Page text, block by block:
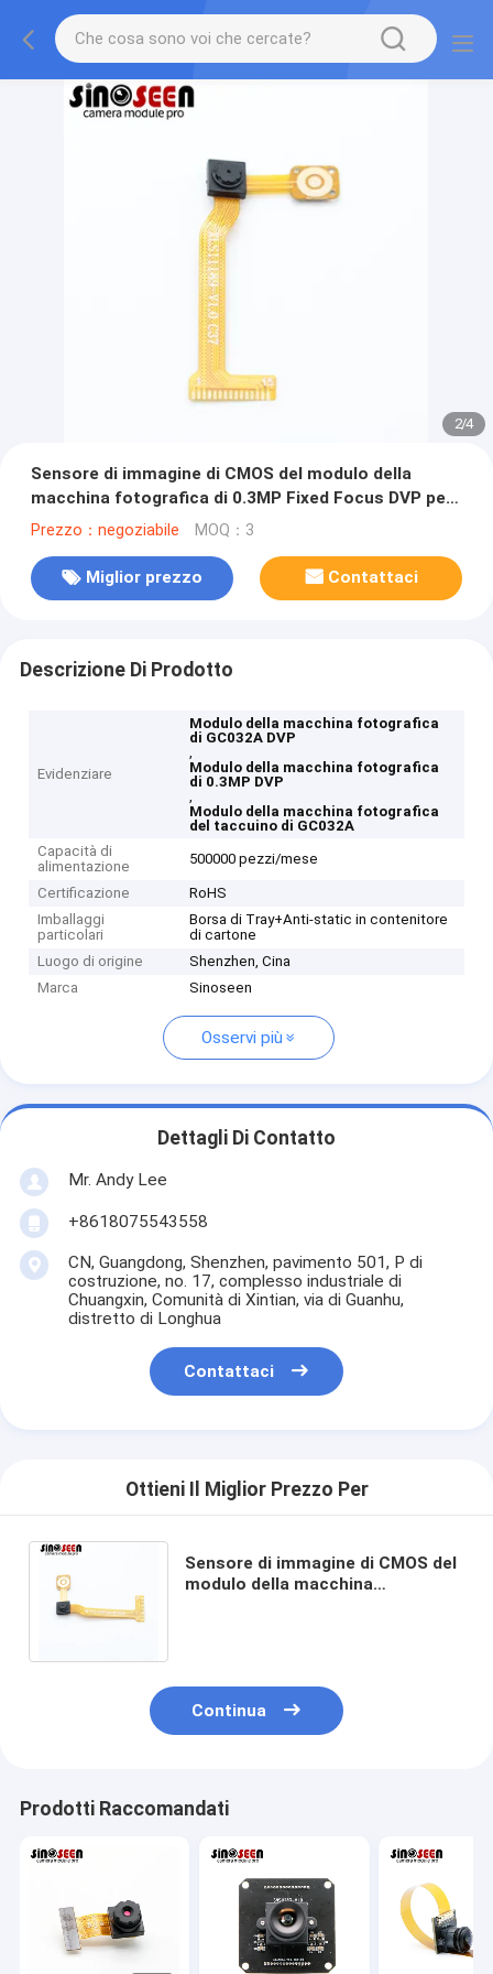
2/4
Sensore di immagine di CMOS del modulo della
macchina fotografica di 0.3MP Fixed Focus DVP per
il taccuino
Prezzo：negoziabile MOQ：3
Miglior prezzo Contattaci
Descrizione Di Prodotto
Evidenziare
Modulo della macchina fotografica
di GC032A DVP
,
Modulo della macchina fotografica
di 0.3MP DVP
,
Modulo della macchina fotografica
del taccuino di GC032A
Capacità di
alimentazione
500000 pezzi/mese
Certificazione
RoHS
Imballaggi
particolari
Borsa di Tray+Anti-static in contenitore
di cartone
Luogo di origine
Shenzhen, Cina
Marca
Sinoseen
Osservi più
Dettagli Di Contatto
Mr. Andy Lee
+8618075543558
CN, Guangdong, Shenzhen, pavimento 501, P di
costruzione, no. 17, complesso industriale di
Chuangxin, Comunità di Xintian, via di Guanhu,
distretto di Longhua
Contattaci
Ottieni Il Miglior Prezzo Per
Sensore di immagine di CMOS del
modulo della macchina
Continua
Prodotti Raccomandati